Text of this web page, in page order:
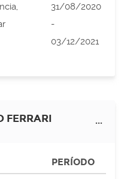
31/08/2020
-
03/12/2021
FERRARI ...
PERÍODO